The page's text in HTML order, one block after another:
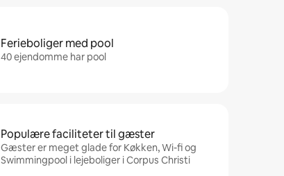
Ferieboliger med pool
40 ejendomme har pool
Populære faciliteter til gæster
Gæster er meget glade for Køkken, Wi-fi og
Swimmingpool i lejeboliger i Corpus Christi